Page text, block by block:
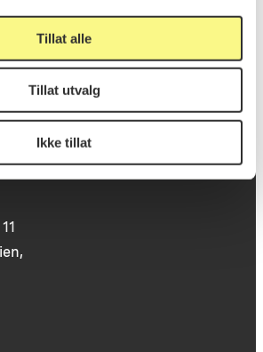
Tillat alle
Tillat utvalg
Ikke tillat